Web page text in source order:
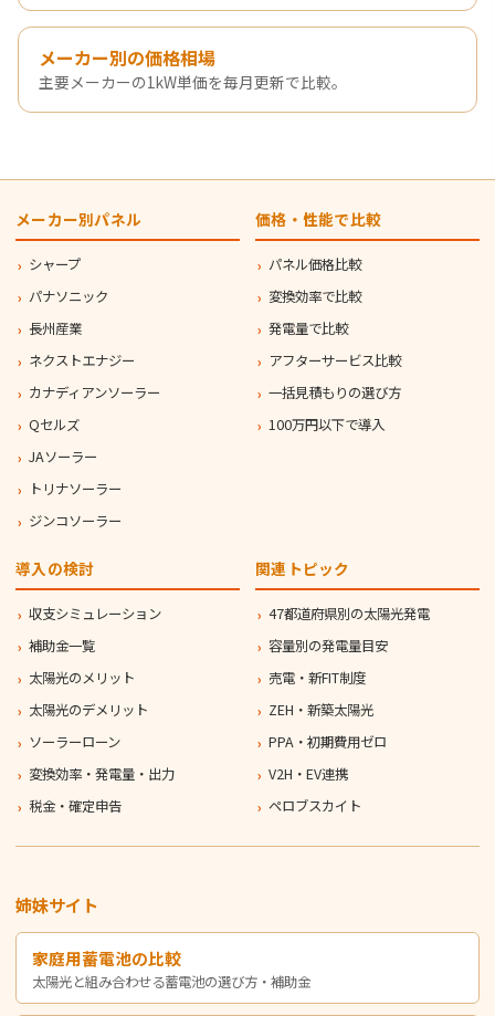
メーカー別の価格相場
主要メーカーの1kW単価を毎月更新で比較。
メーカー別パネル
シャープ
パナソニック
長州産業
ネクストエナジー
カナディアンソーラー
Qセルズ
JAソーラー
トリナソーラー
ジンコソーラー
価格・性能で比較
パネル価格比較
変換効率で比較
発電量で比較
アフターサービス比較
一括見積もりの選び方
100万円以下で導入
導入の検討
収支シミュレーション
補助金一覧
太陽光のメリット
太陽光のデメリット
ソーラーローン
変換効率・発電量・出力
税金・確定申告
関連トピック
47都道府県別の太陽光発電
容量別の発電量目安
売電・新FIT制度
ZEH・新築太陽光
PPA・初期費用ゼロ
V2H・EV連携
ペロブスカイト
姉妹サイト
家庭用蓄電池の比較
太陽光と組み合わせる蓄電池の選び方・補助金